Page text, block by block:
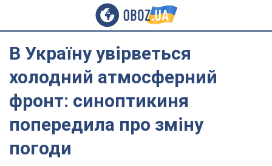
В Україну увірветься
холодний атмосферний
фронт: синоптикиня
попередила про зміну
погоди